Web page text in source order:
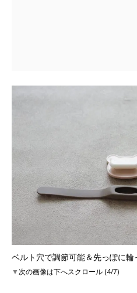
ベルト穴で調節可能＆先っぽに
▼次の画像は下へスクロール (4/7)